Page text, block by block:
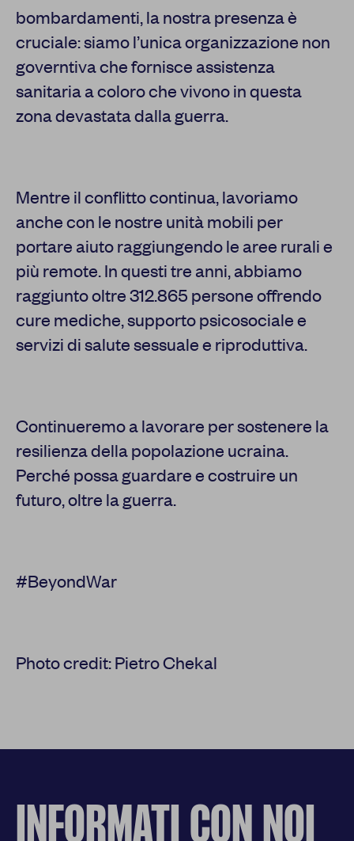
bombardamenti, la nostra presenza è
cruciale: siamo l’unica organizzazione non
governtiva che fornisce assistenza
sanitaria a coloro che vivono in questa
zona devastata dalla guerra.
Mentre il conflitto continua, lavoriamo
anche con le nostre unità mobili per
portare aiuto raggiungendo le aree rurali e
più remote. In questi tre anni, abbiamo
raggiunto oltre 312.865 persone offrendo
cure mediche, supporto psicosociale e
servizi di salute sessuale e riproduttiva.
Continueremo a lavorare per sostenere la
resilienza della popolazione ucraina.
Perché possa guardare e costruire un
futuro, oltre la guerra.
#BeyondWar
Photo credit: Pietro Chekal
INFORMATI CON NOI